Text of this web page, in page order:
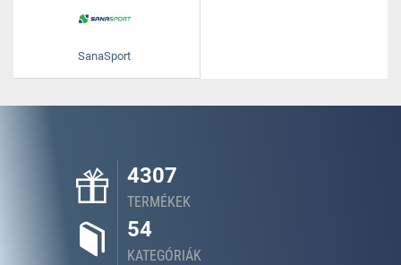
SanaSport
4307
TERMÉKEK
54
KATEGÓRIÁK